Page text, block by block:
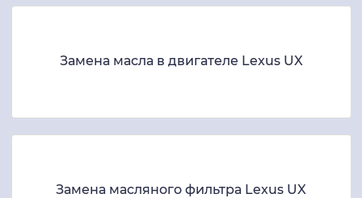
Замена масла в двигателе Lexus UX
Замена масляного фильтра Lexus UX